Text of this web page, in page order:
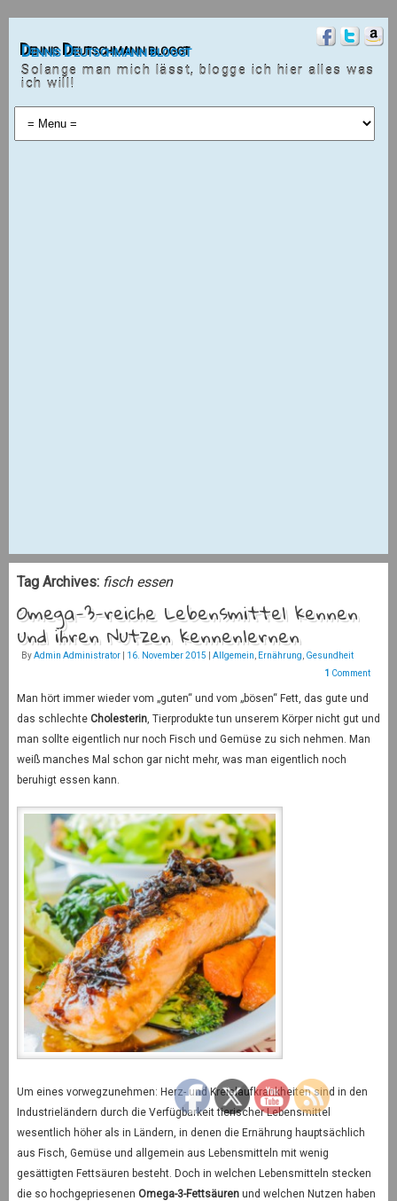
Dennis Deutschmann bloggt
Solange man mich lässt, blogge ich hier alles was
ich will!
Tag Archives: fisch essen
Omega-3-reiche Lebensmittel kennen
und ihren Nutzen kennenlernen
ByAdmin Administrator 16. November 2015 Allgemein Ernährung Gesundheit
1 Comment
Man hört immer wieder vom „guten“ und vom „bösen“ Fett, das gute und
das schlechte Cholesterin, Tierprodukte tun unserem Körper nicht gut und
man sollte eigentlich nur noch Fisch und Gemüse zu sich nehmen. Man
weiß manches Mal schon gar nicht mehr, was man eigentlich noch
beruhigt essen kann.
Um eines vorwegzunehmen: Herz- und Kreislaufkrankheiten sind in den
Industrieländern durch die Verfügbarkeit tierischer Lebensmittel
wesentlich höher als in Ländern, in denen die Ernährung hauptsächlich
aus Fisch, Gemüse und allgemein aus Lebensmitteln mit wenig
gesättigten Fettsäuren besteht. Doch in welchen Lebensmitteln stecken
die so hochgepriesenen Omega-3-Fettsäurenund welchen Nutzen haben